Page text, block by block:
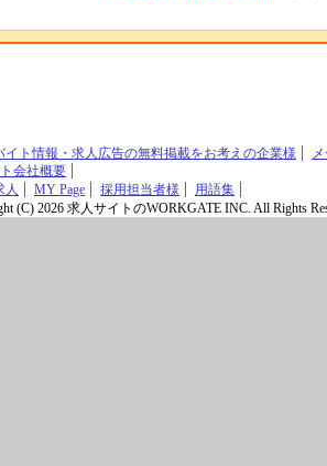
イト情報・求人広告の無料掲載をお考えの企業様
会社概要
人
MY Page 採用担当者様
用語集
(C) 2026 求人サイトのWORKGATE INC. All Rights